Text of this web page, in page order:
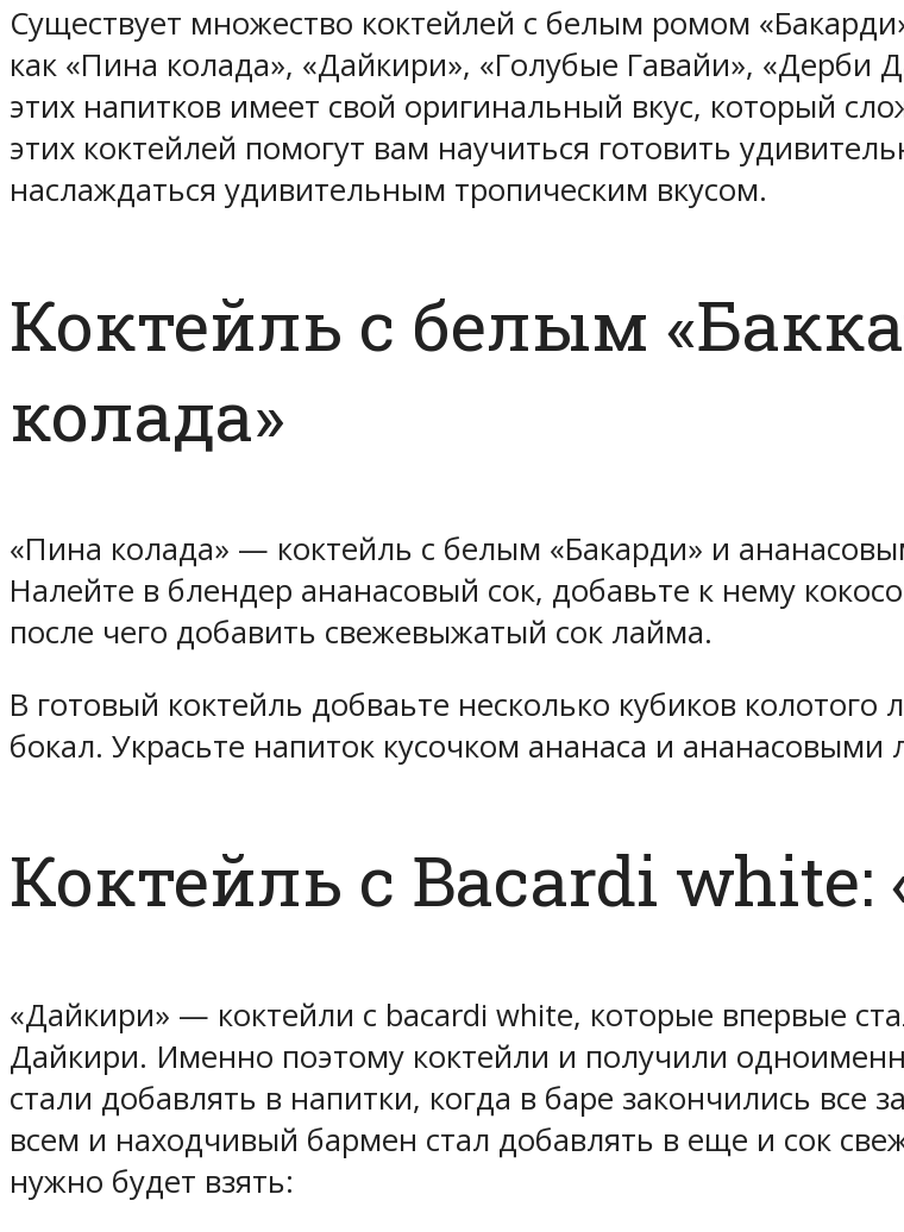
Существует множество коктейлей с белым ромом
как «Пина колада», «Дайкири», «Голубые Гавайи»,
этих напитков имеет свой оригинальный вкус, который
этих коктейлей помогут вам научиться готовить
наслаждаться удивительным тропическим вкусом.
Коктейль с белым
колада»
«Пина колада» — коктейль с белым «Бакарди» и
Налейте в блендер ананасовый сок, добавьте к нему
после чего добавить свежевыжатый сок лайма.
В готовый коктейль добваьте несколько кубиков
бокал. Украсьте напиток кусочком ананаса и ананасовыми
Коктейль с Bacardi
«Дайкири» — коктейли с bacardi white, которые впервые
Дайкири. Именно поэтому коктейли и получили
стали добавлять в напитки, когда в баре закончились все
всем и находчивый бармен стал добавлять в еще и сок
нужно будет взять: